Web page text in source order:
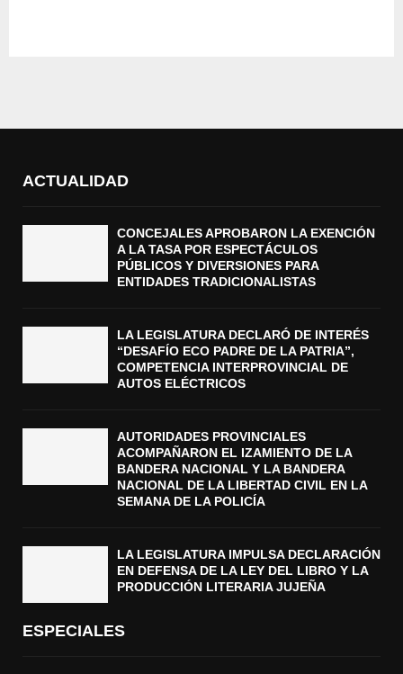
ACTUALIDAD
CONCEJALES APROBARON LA EXENCIÓN
A LA TASA POR ESPECTÁCULOS
PÚBLICOS Y DIVERSIONES PARA
ENTIDADES TRADICIONALISTAS
LA LEGISLATURA DECLARÓ DE INTERÉS
“DESAFÍO ECO PADRE DE LA PATRIA”,
COMPETENCIA INTERPROVINCIAL DE
AUTOS ELÉCTRICOS
AUTORIDADES PROVINCIALES
ACOMPAÑARON EL IZAMIENTO DE LA
BANDERA NACIONAL Y LA BANDERA
NACIONAL DE LA LIBERTAD CIVIL EN LA
SEMANA DE LA POLICÍA
LA LEGISLATURA IMPULSA DECLARACIÓN
EN DEFENSA DE LA LEY DEL LIBRO Y LA
PRODUCCIÓN LITERARIA JUJEÑA
ESPECIALES